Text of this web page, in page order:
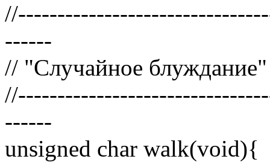
------
// "Случайное блуждание"
------
unsigned char walk(void){